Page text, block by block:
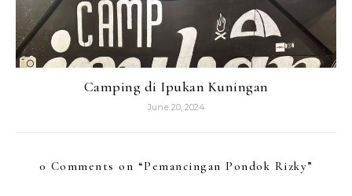
Camping di Ipukan Kuningan
June 20, 2024
0 Comments on “Pemancingan Pondok Rizky”